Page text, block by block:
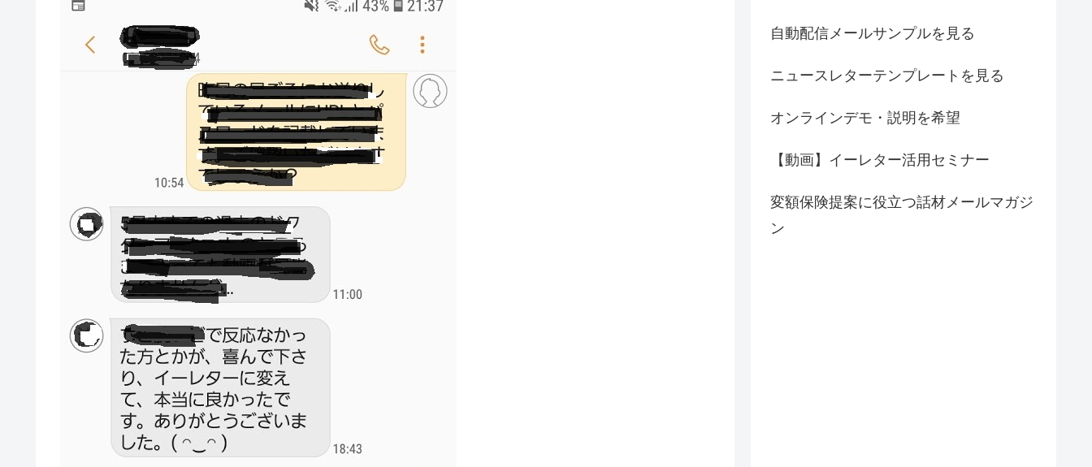
自動配信メールサンプルを見る
ニュースレターテンプレートを見る
オンラインデモ・説明を希望
【動画】イーレター活用セミナー
変額保険提案に役立つ話材メールマガジ
ン